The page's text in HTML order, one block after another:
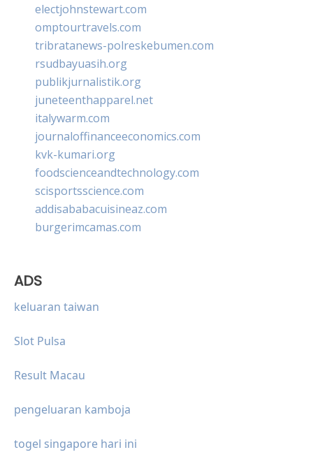
electjohnstewart.com
omptourtravels.com
tribratanews-polreskebumen.com
rsudbayuasih.org
publikjurnalistik.org
juneteenthapparel.net
italywarm.com
journaloffinanceeconomics.com
kvk-kumari.org
foodscienceandtechnology.com
scisportsscience.com
addisababacuisineaz.com
burgerimcamas.com
ADS
keluaran taiwan
Slot Pulsa
Result Macau
pengeluaran kamboja
togel singapore hari ini